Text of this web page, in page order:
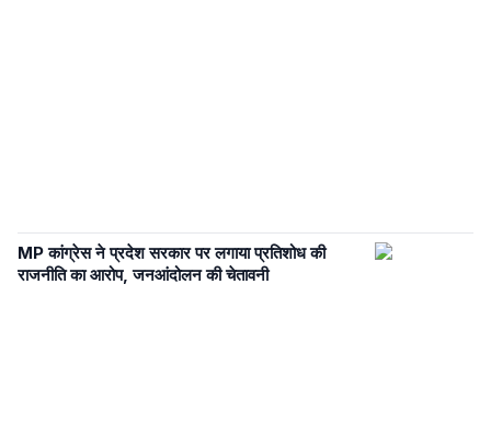
MP कांग्रेस ने प्रदेश सरकार पर लगाया प्रतिशोध की
राजनीति का आरोप, जनआंदोलन की चेतावनी